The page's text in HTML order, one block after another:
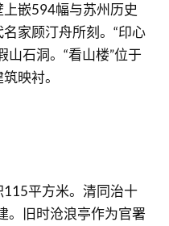
嵌594幅与苏州历史
家顾汀舟所刻。“印心
山石洞。“看山楼”位于
映衬。
平方米。清同治十
。旧时沧浪亭作为官署